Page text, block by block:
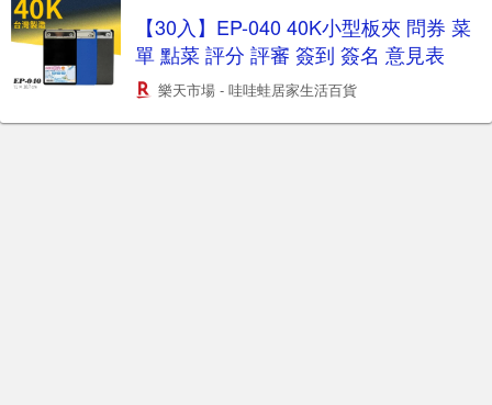
【30入】EP-040 40K小型板夾 問券 菜
單 點菜 評分 評審 簽到 簽名 意見表
樂天市場 - 哇哇蛙居家生活百貨